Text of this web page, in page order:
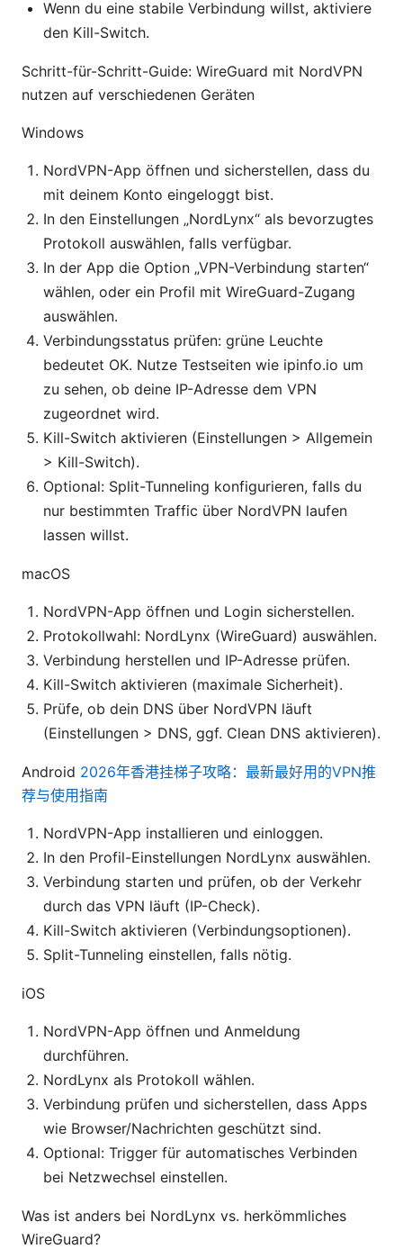
Wenn du eine stabile Verbindung willst, aktiviere
den Kill-Switch.
Schritt-für-Schritt-Guide: WireGuard mit NordVPN
nutzen auf verschiedenen Geräten
Windows
NordVPN-App öffnen und sicherstellen, dass du
mit deinem Konto eingeloggt bist.
In den Einstellungen „NordLynx“ als bevorzugtes
Protokoll auswählen, falls verfügbar.
In der App die Option „VPN-Verbindung starten“
wählen, oder ein Profil mit WireGuard-Zugang
auswählen.
Verbindungsstatus prüfen: grüne Leuchte
bedeutet OK. Nutze Testseiten wie ipinfo.io um
zu sehen, ob deine IP-Adresse dem VPN
zugeordnet wird.
Kill-Switch aktivieren (Einstellungen > Allgemein
> Kill-Switch).
Optional: Split-Tunneling konfigurieren, falls du
nur bestimmten Traffic über NordVPN laufen
lassen willst.
macOS
NordVPN-App öffnen und Login sicherstellen.
Protokollwahl: NordLynx (WireGuard) auswählen.
Verbindung herstellen und IP-Adresse prüfen.
Kill-Switch aktivieren (maximale Sicherheit).
Prüfe, ob dein DNS über NordVPN läuft
(Einstellungen > DNS, ggf. Clean DNS aktivieren).
Android 2026年香港挂梯子攻略：最新最好用的VPN推
荐与使用指南
NordVPN-App installieren und einloggen.
In den Profil-Einstellungen NordLynx auswählen.
Verbindung starten und prüfen, ob der Verkehr
durch das VPN läuft (IP-Check).
Kill-Switch aktivieren (Verbindungsoptionen).
Split-Tunneling einstellen, falls nötig.
iOS
NordVPN-App öffnen und Anmeldung
durchführen.
NordLynx als Protokoll wählen.
Verbindung prüfen und sicherstellen, dass Apps
wie Browser/Nachrichten geschützt sind.
Optional: Trigger für automatisches Verbinden
bei Netzwechsel einstellen.
Was ist anders bei NordLynx vs. herkömmliches
WireGuard?